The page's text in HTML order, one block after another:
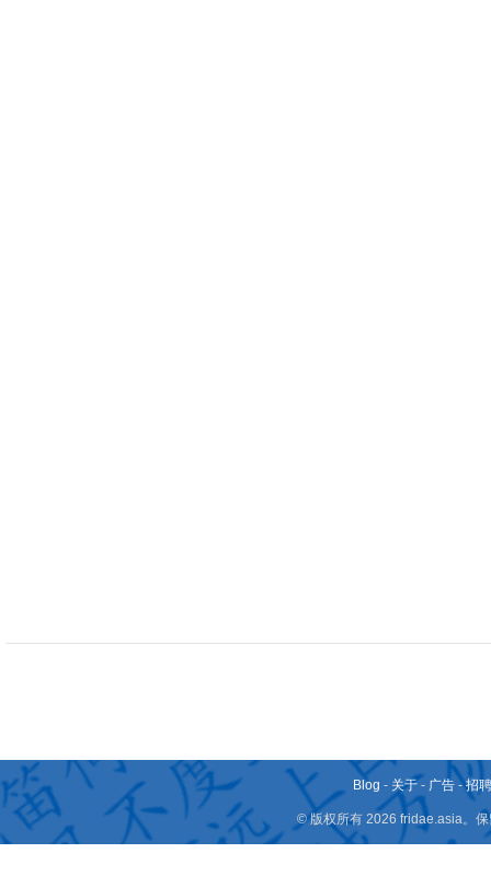
Blog - 关于 - 广告 -招
© 版权所有 2026 fridae.asia。